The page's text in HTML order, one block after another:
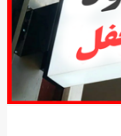
جزئیات بیشتر